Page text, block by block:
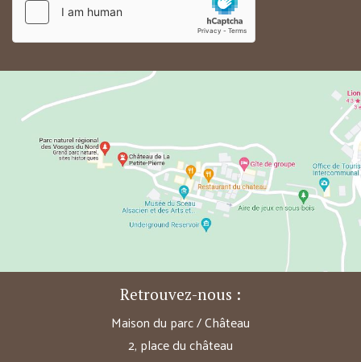
Retrouvez-nous :
Maison du parc / Château
2, place du château